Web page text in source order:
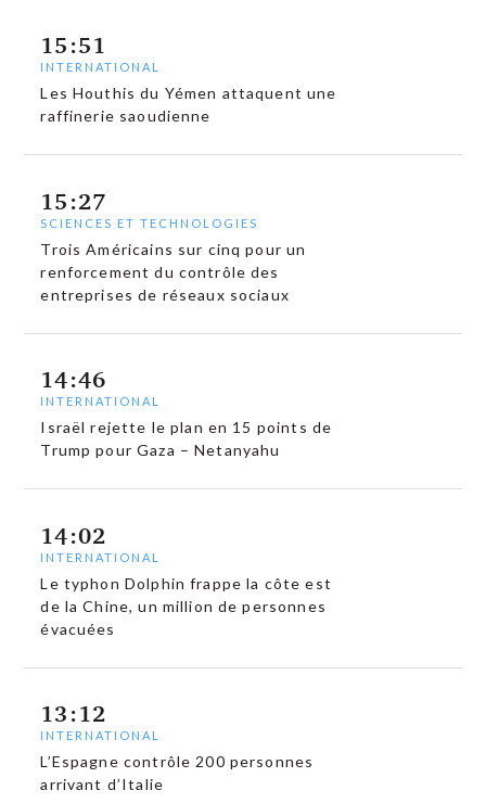
15:51
INTERNATIONAL
Les Houthis du Yémen attaquent une
raffinerie saoudienne
15:27
SCIENCES ET TECHNOLOGIES
Trois Américains sur cinq pour un
renforcement du contrôle des
entreprises de réseaux sociaux
14:46
INTERNATIONAL
Israël rejette le plan en 15 points de
Trump pour Gaza – Netanyahu
14:02
INTERNATIONAL
Le typhon Dolphin frappe la côte est
de la Chine, un million de personnes
évacuées
13:12
INTERNATIONAL
L’Espagne contrôle 200 personnes
arrivant d’Italie